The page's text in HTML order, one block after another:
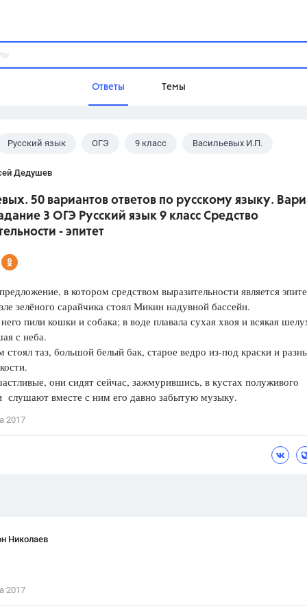
Ответы Темы
Домашнее задание
Школа
Разумовская М.М., Габриелян
Рудзитис Г.Е.,Цыбулько И.П.,
Цветков Л. А.
Психология
ПОКАЗАТЬ ВСЕ
Русский язык ОГЭ 9 класс Васильевых И.П.
Дедушев
50 вариантов ответов по русскому языку.
3 ОГЭ Русский язык 9 класс Средство
- эпитет
в котором средством выразительности является
сарайчика стоял Микин надувной бассейн.
пили кошки и собака; в воде плавала сухая хвоя и всякая
с неба.
таз, большой белый бак, старое ведро из-под краски и
они сидят сейчас, зажмурившись, в кустах полуживого
слушают вместе с ним его давно забытую музыку.
2017
Николаев
2017